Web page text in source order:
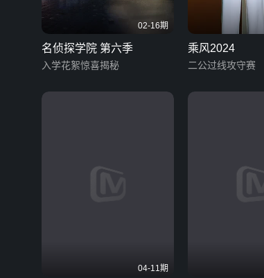
02-16期
名侦探学院 第六季
入学花絮惊喜揭秘
乘风2024
二公过线攻守赛
04-11期